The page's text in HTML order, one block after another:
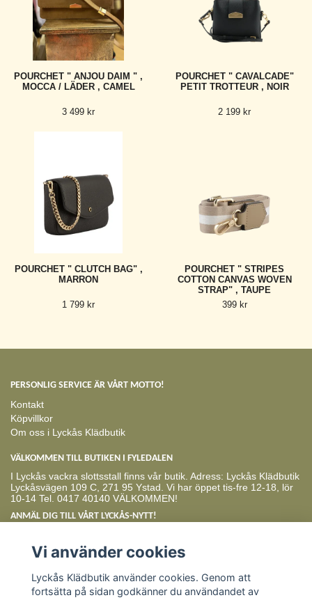
POURCHET " ANJOU DAIM " ,
MOCCA / LÄDER , CAMEL
3 499 kr
POURCHET " CAVALCADE"
PETIT TROTTEUR , NOIR
2 199 kr
POURCHET " CLUTCH BAG" ,
MARRON
1 799 kr
POURCHET " STRIPES
COTTON CANVAS WOVEN
STRAP" , TAUPE
399 kr
PERSONLIG SERVICE ÄR VÅRT MOTTO!
Kontakt
Köpvillkor
Om oss i Lyckås Klädbutik
VÄLKOMMEN TILL BUTIKEN I FYLEDALEN
I Lyckås vackra slottsstall finns vår butik. Adress: Lyckås Klädbutik
Lyckåsvägen 109 C, 271 95 Ystad. Vi har öppet tis-fre 12-18, lör
10-14 Tel. 0417 40140 VÄLKOMMEN!
ANMÄL DIG TILL VÅRT LYCKÅS-NYTT!
Vi använder cookies
Lyckås Klädbutik använder cookies. Genom att
fortsätta på sidan godkänner du användandet av